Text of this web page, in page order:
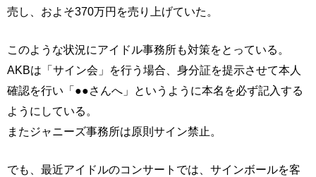
売し、およそ370万円を売り上げていた。
このような状況にアイドル事務所も対策をとっている。
AKBは「サイン会」を行う場合、身分証を提示させて本人
確認を行い「●●さんへ」というように本名を必ず記入する
ようにしている。
またジャニーズ事務所は原則サイン禁止。
でも、最近アイドルのコンサートでは、サインボールを客